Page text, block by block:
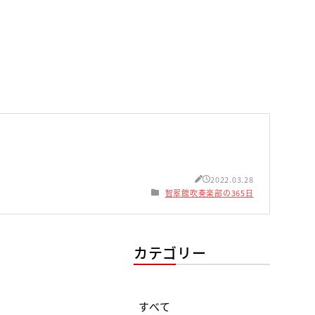
2022.03.28
智翠館吹奏楽部の365日
カテゴリー
すべて